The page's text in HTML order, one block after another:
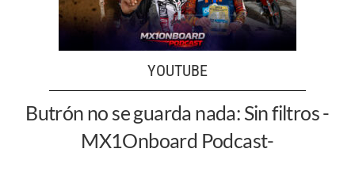
YOUTUBE
Butrón no se guarda nada: Sin filtros -
MX1Onboard Podcast-